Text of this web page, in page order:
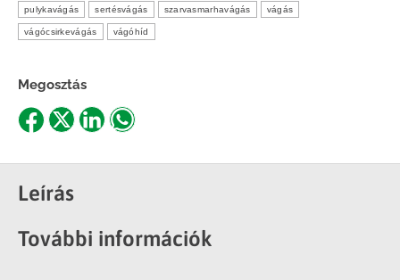
pulykavágás sertésvágás szarvasmarhavágás vágás
vágócsirkevágás vágóhíd
Megosztás
Share
Facebook
Share
X
ShareShare
Leírás
További információk